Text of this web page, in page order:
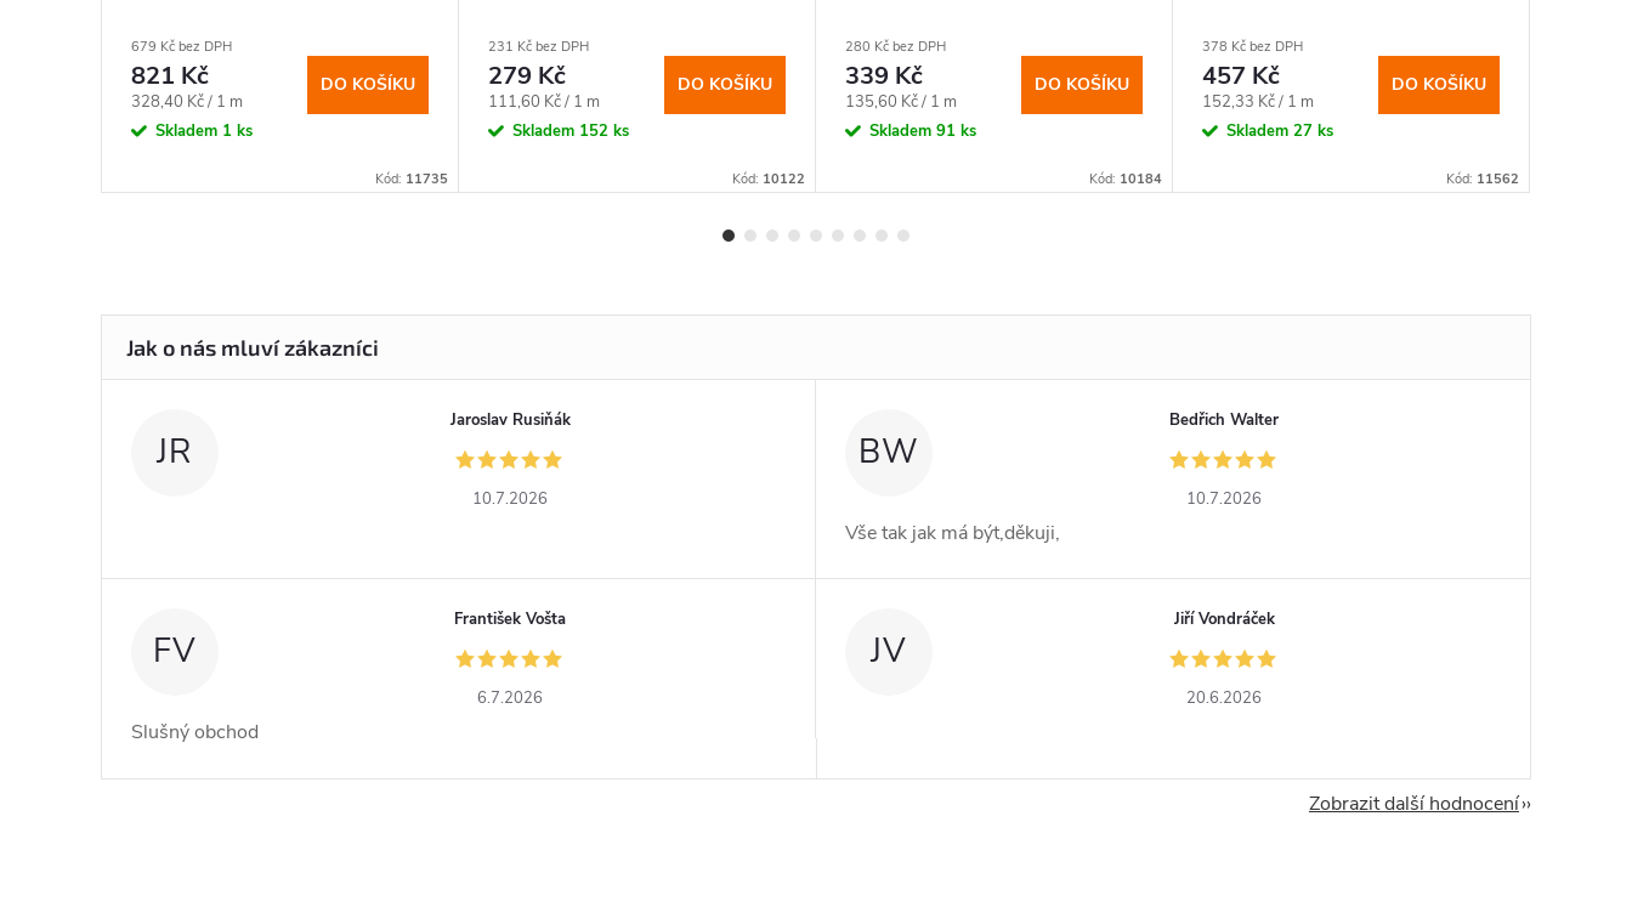
679 Kč bez DPH
821 Kč
Měrná
cena:
328,40 Kč / 1 m
Skladem 1 ks
DO KOŠÍKU
Kód: 11735
231 Kč bez DPH
279 Kč
Měrná
cena:
111,60 Kč / 1 m
Skladem 152 ks
DO KOŠÍKU
Kód: 10122
280 Kč bez DPH
339 Kč
Měrná
cena:
135,60 Kč / 1 m
Skladem 91 ks
DO KOŠÍKU
Kód: 10184
378 Kč bez DPH
457 Kč
Měrná
cena:
152,33 Kč / 1 m
Skladem 27 ks
DO KOŠÍKU
Kód: 11562
JR
Jaroslav Rusiňák
10.7.2026
BW
Bedřich Walter
10.7.2026
Vše tak jak má být,děkuji,
FV
František Vošta
6.7.2026
Slušný obchod
JV
Jiří Vondráček
20.6.2026
Zobrazit další hodnocení